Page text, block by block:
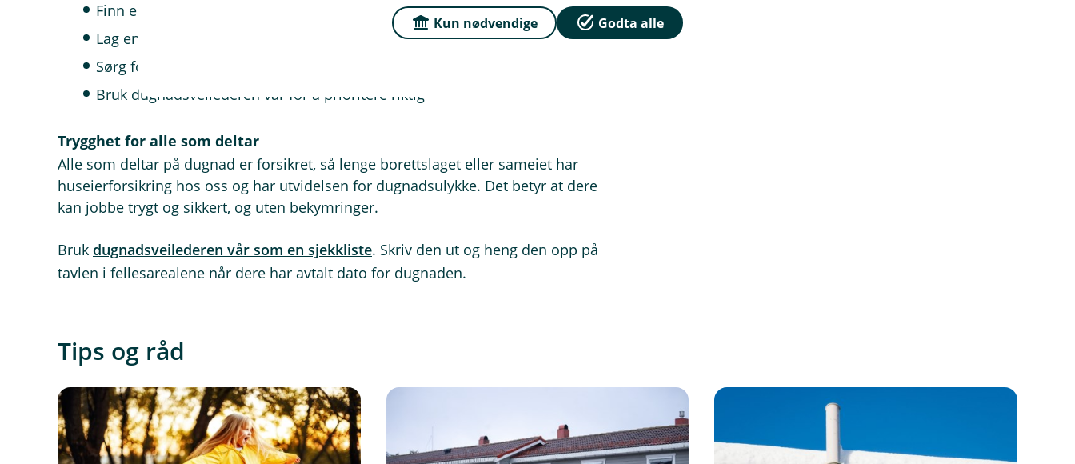
Finn en dato som passer for flest mulig
Lag en liste over oppgaver som må gjøres
Sørg for at nødvendig utstyr er tilgjengelig
Bruk dugnadsveilederen vår for å prioritere riktig
Trygghet for alle som deltar
Alle som deltar på dugnad er forsikret, så lenge borettslaget eller sameiet har
huseierforsikring hos oss og har utvidelsen for dugnadsulykke. Det betyr at dere
kan jobbe trygt og sikkert, og uten bekymringer.
Bruk dugnadsveilederen vår som en sjekkliste. Skriv den ut og heng den opp på
tavlen i fellesarealene når dere har avtalt dato for dugnaden.
Tips og råd
Kun nødvendige Godta alle